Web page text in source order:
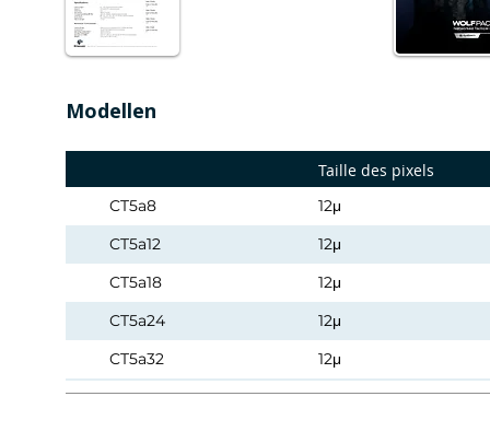
Modellen
Taille des pixels
CT5a8
12μ
CT5a12
12μ
CT5a18
12μ
CT5a24
12μ
CT5a32
12μ
CT5a50
12μ